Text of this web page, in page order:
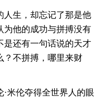
人生，却忘记了那是他
为他的成功与拼搏没有
是还有一句话说的天才
？不拼搏，哪里来财
米伦夺得全世界人的眼